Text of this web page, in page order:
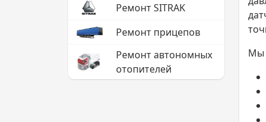
Ремонт SITRAK
Ремонт прицепов
Ремонт автономных
отопителей
Мы